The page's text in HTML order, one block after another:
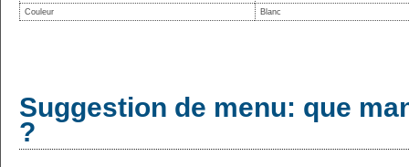
Couleur
Blanc
Suggestion de menu: que
?